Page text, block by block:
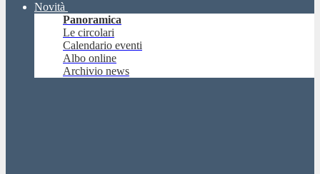
Novità
Panoramica
Le circolari
Calendario eventi
Albo online
Archivio news